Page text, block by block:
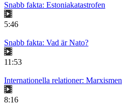
Snabb fakta: Estoniakatastrofen
5:46
Snabb fakta: Vad är Nato?
11:53
Internationella relationer: Marxismen
8:16